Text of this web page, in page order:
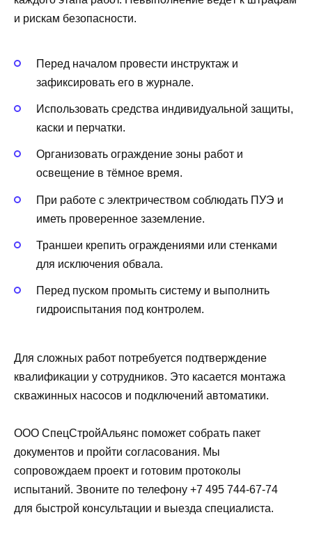
и рискам безопасности.
Перед началом провести инструктаж и
зафиксировать его в журнале.
Использовать средства индивидуальной защиты,
каски и перчатки.
Организовать ограждение зоны работ и
освещение в тёмное время.
При работе с электричеством соблюдать ПУЭ и
иметь проверенное заземление.
Траншеи крепить ограждениями или стенками
для исключения обвала.
Перед пуском промыть систему и выполнить
гидроиспытания под контролем.
Для сложных работ потребуется подтверждение
квалификации у сотрудников. Это касается монтажа
скважинных насосов и подключений автоматики.
ООО СпецСтройАльянс поможет собрать пакет
документов и пройти согласования. Мы
сопровождаем проект и готовим протоколы
испытаний. Звоните по телефону +7 495 744-67-74
для быстрой консультации и выезда специалиста.